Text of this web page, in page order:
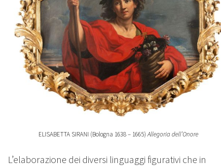
ELISABETTA SIRANI (Bologna 1638 – 1665)Allegoria dell’Onore
L’elaborazione dei diversi linguaggi figurativi che in